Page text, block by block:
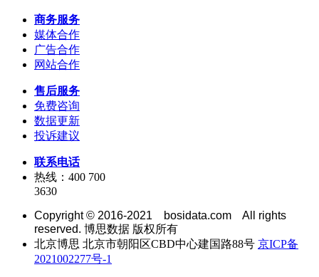
商务服务
媒体合作
广告合作
网站合作
售后服务
免费咨询
数据更新
投诉建议
联系电话
热线：400 700
3630
Copyright © 2016-2021 bosidata.com All rights
reserved. 博思数据 版权所有
北京博思 北京市朝阳区CBD中心建国路88号 京ICP备
2021002277号-1